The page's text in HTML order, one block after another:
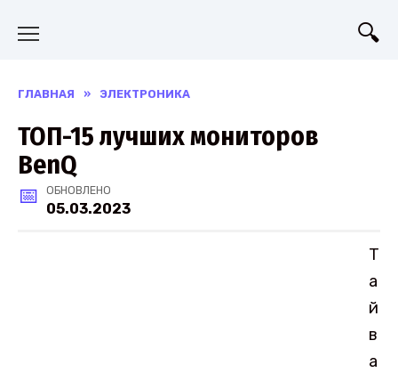
ГЛАВНАЯ » ЭЛЕКТРОНИКА
ТОП-15 лучших мониторов
BenQ
ОБНОВЛЕНО
05.03.2023
Т
а
й
в
а